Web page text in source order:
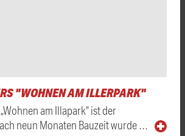
"WOHNEN AM ILLERPARK"
am Illapark“ ist der
neun Monaten Bauzeit wurde …